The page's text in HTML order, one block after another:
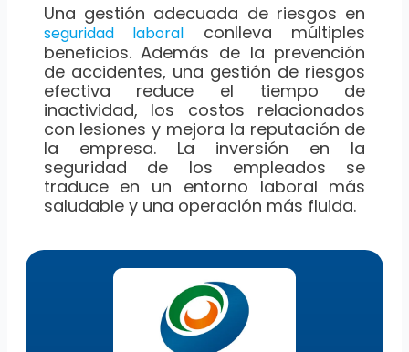
Una gestión adecuada de riesgos en
seguridad laboral conlleva múltiples
beneficios. Además de la prevención
de accidentes, una gestión de riesgos
efectiva reduce el tiempo de
inactividad, los costos relacionados
con lesiones y mejora la reputación de
la empresa. La inversión en la
seguridad de los empleados se
traduce en un entorno laboral más
saludable y una operación más fluida.